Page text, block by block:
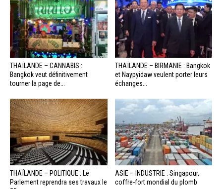
THAÏLANDE – CANNABIS :
Bangkok veut définitivement
tourner la page de...
THAÏLANDE – BIRMANIE : Bangkok
et Naypyidaw veulent porter leurs
échanges...
THAÏLANDE – POLITIQUE : Le
Parlement reprendra ses travaux le
ASIE – INDUSTRIE : Singapour,
coffre-fort mondial du plomb